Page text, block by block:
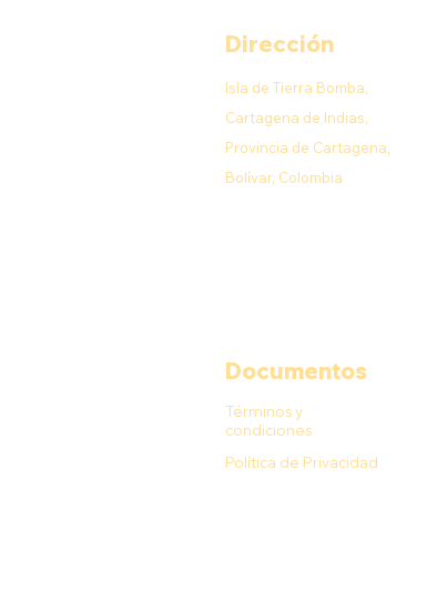
Dirección
Isla de Tierra Bomba,
Cartagena de Indias,
Provincia de Cartagena,
Bolívar, Colombia
Documentos
Términos y
condiciones
Política de Privacidad